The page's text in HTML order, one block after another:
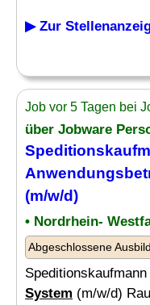
▶ Zur
Job vor 5 Tagen bei
über Jobware
(m/w/d)
• Nordrhein-
Abgeschlossene
System (m/w/d)